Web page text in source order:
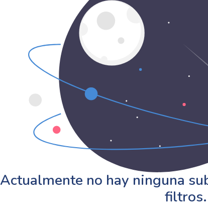
Actualmente no hay ninguna
filtros.